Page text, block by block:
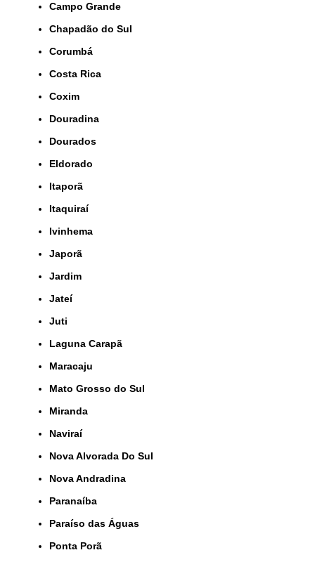
Campo Grande
Chapadão do Sul
Corumbá
Costa Rica
Coxim
Douradina
Dourados
Eldorado
Itaporã
Itaquiraí
Ivinhema
Japorã
Jardim
Jateí
Juti
Laguna Carapã
Maracaju
Mato Grosso do Sul
Miranda
Naviraí
Nova Alvorada Do Sul
Nova Andradina
Paranaíba
Paraíso das Águas
Ponta Porã